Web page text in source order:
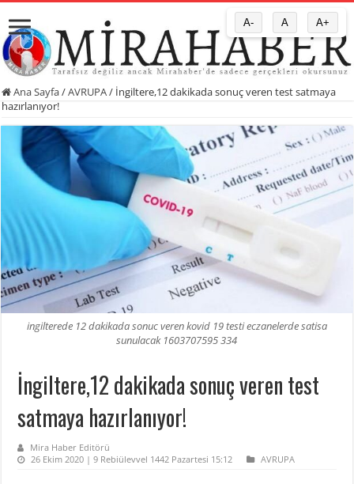
Ana Sayfa/AVRUPA/ İngiltere,12 dakikada sonuç veren test satmaya
hazırlanıyor!
ingilterede 12 dakikada sonuc veren kovid 19 testi eczanelerde satisa
sunulacak 1603707595 334
İngiltere,12 dakikada sonuç veren test
satmaya hazırlanıyor!
Mira Haber Editörü
26 Ekim 2020 | 9 Rebiülevvel 1442 Pazartesi 15:12
AVRUPA
A- A A+